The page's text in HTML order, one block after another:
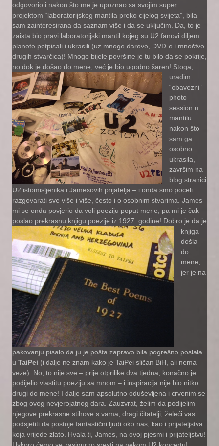
odgovorio i nakon što me je upoznao sa svojim super
projektom “laboratorijskog mantila preko cijelog svijeta”, bila
sam zainteresirana da saznam više i da se uključim. Da, to je
zaista bio pravi laboratorijski mantil kojeg su U2 fanovi diljem
planete potpisali i ukrasili (uz mnoge darove, DVD-e i mnoštvo
drugih stvarčica)! Mnogo bijele površine je tu bilo da se pokrije,
no dok je došao do mene, već je bio ugodno šaren! Stoga,
uradim
“obavezni”
photo
session u
mantilu
nakon što
sam ga
osobno
ukrasila,
završim na
blog stranici
U2 istomišljenika i Jamesovih prijatelja – i onda smo počeli
razgovarati sve više i više, često i o osobnim stvarima. James
mi se onda povjerio da voli poeziju poput mene, pa mi je čak
poslao prekrasnu knjigu poezije iz 1927. godine! Dobro je da je
knjiga
došla
do
mene,
jer je na
pakovanju pisalo da ju je pošta zapravo bila pogrešno poslala
u TaiPei (i dalje ne znam kako je TaiPei sličan BiH, ali nema
veze). No, to nije sve – prije otprilike dva tjedna, konačno je
podijelio vlastitu poeziju sa mnom – i inspiracija nije bio nitko
drugi do mene! I dalje sam apsolutno oduševljena i crvenim se
zbog ovog nevjerojatnog dara. Zauzvrat, želim da podijelim
njegove prekrasne stihove s vama, dragi čitatelji, želeći vas
podsjetiti da postoje fantastični ljudi oko nas, kao i prijateljstva
koja vrijede zlato. Hvala ti, James, na ovoj pjesmi i prijateljstvu!